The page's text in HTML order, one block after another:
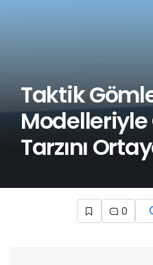
Taktik
Modelleriyle
Tarzını
0